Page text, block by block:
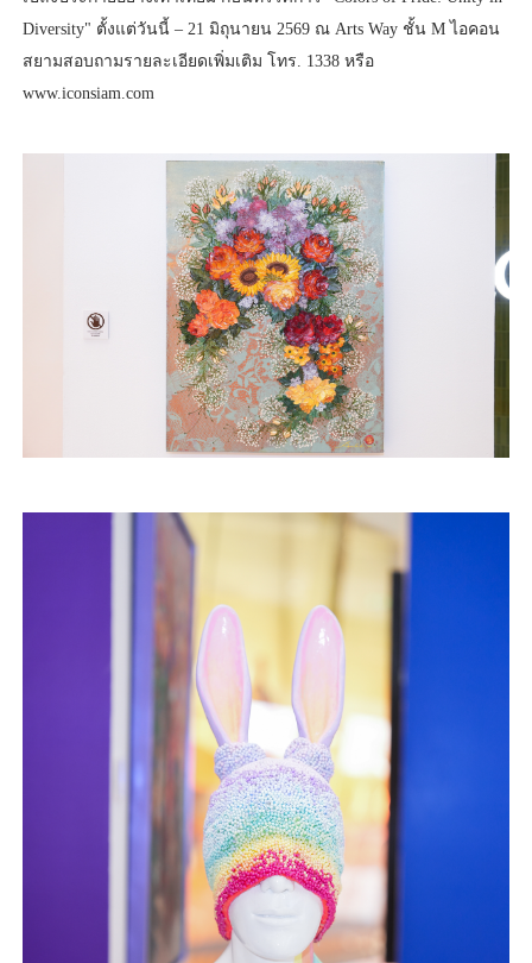
Diversity" ตั้งแต่วันนี้ – 21 มิถุนายน 2569 ณ Arts Way ชั้น M ไอคอน
สยามสอบถามรายละเอียดเพิ่มเติม โทร. 1338 หรือ
www.iconsiam.com